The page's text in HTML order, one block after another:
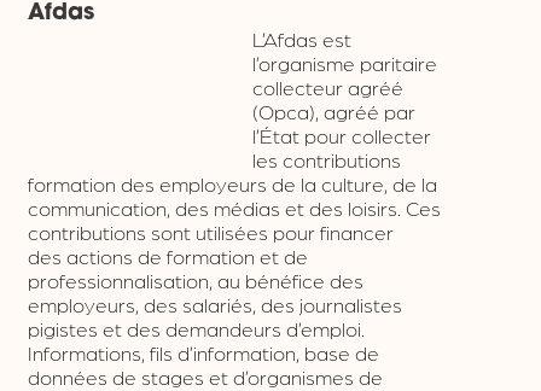
Afdas
L’Afdas est
l’organisme paritaire
collecteur agréé
(Opca), agréé par l’État pour collecter les
contributions formation des employeurs de la
culture, de la communication, des médias et
des loisirs. Ces contributions sont utilisées pour
financer des actions de formation et de
professionnalisation, au bénéfice des
employeurs, des salariés, des journalistes
pigistes et des demandeurs d’emploi.
Informations, fils d’information, base de
données de stages et d’organismes de
formation, services en ligne pour les
employeurs :www.afdas.com